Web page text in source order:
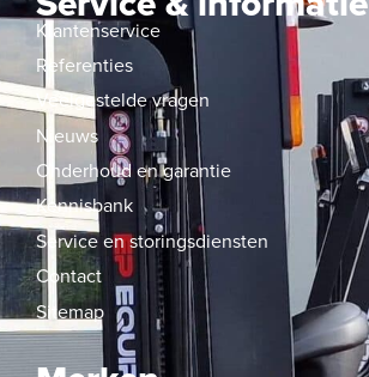
Klantenservice
Referenties
Veelgestelde vragen
Nieuws
Onderhoud en garantie
Kennisbank
Service en storingsdiensten
Contact
Sitemap